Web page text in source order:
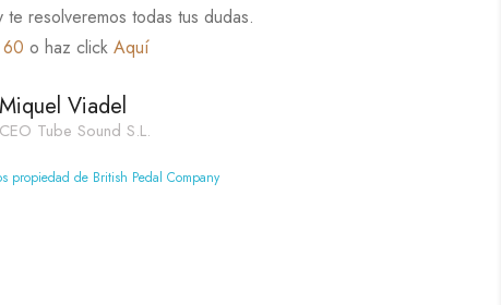
te resolveremos todas tus dudas.
o haz clickAquí
Miquel Viadel
CEO Tube Sound S.L.
propiedad de British Pedal Company